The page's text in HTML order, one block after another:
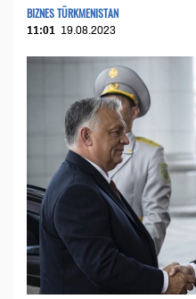
BIZNES TÜRKMENISTAN
11:01 19.08.2023